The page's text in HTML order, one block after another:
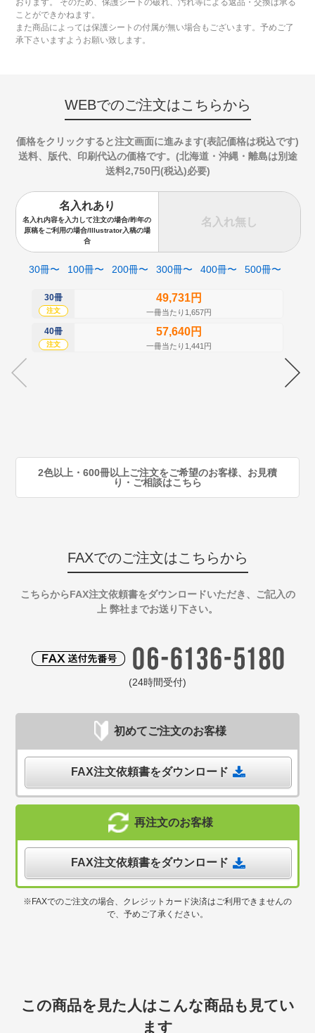
おります。 そのため、保護シートの破れ、汚れ等による返品・交換は承る
ことができかねます。
また商品によっては保護シートの付属が無い場合もございます。予めご了
承下さいますようお願い致します。
WEBでのご注文はこちらから
価格をクリックすると注文画面に進みます(表記価格は税込です)
送料、版代、印刷代込の価格です。(北海道・沖縄・離島は別途
送料2,750円(税込)必要)
名入れあり
名入れ内容を入力して注文の場合/昨年の
原稿をご利用の場合/Illustrator入稿の場
合
名入れ無し
30冊〜 100冊〜 200冊〜 300冊〜 400冊〜 500冊〜
30冊
注文
49,731円
一冊当たり1,657円
40冊
注文
57,640円
一冊当たり1,441円
2色以上・600冊以上ご注文をご希望のお客様、お見積
り・ご相談はこちら
FAXでのご注文はこちらから
こちらからFAX注文依頼書をダウンロードいただき、ご記入の
上 弊社までお送り下さい。
(24時間受付)
初めてご注文のお客様
FAX注文依頼書をダウンロード
再注文のお客様
FAX注文依頼書をダウンロード
※FAXでのご注文の場合、クレジットカード決済はご利用できませんの
で、予めご了承ください。
この商品を見た人はこんな商品も見てい
ます